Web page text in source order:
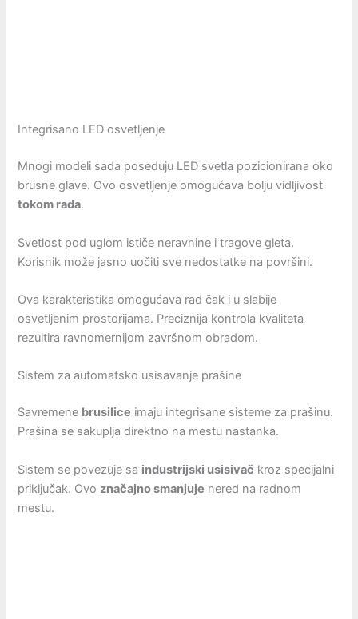
Integrisano LED osvetljenje
Mnogi modeli sada poseduju LED svetla pozicionirana oko
brusne glave. Ovo osvetljenje omogućava bolju vidljivost
tokom rada.
Svetlost pod uglom ističe neravnine i tragove gleta.
Korisnik može jasno uočiti sve nedostatke na površini.
Ova karakteristika omogućava rad čak i u slabije
osvetljenim prostorijama. Preciznija kontrola kvaliteta
rezultira ravnomernijom završnom obradom.
Sistem za automatsko usisavanje prašine
Savremene brusilice imaju integrisane sisteme za prašinu.
Prašina se sakuplja direktno na mestu nastanka.
Sistem se povezuje sa industrijski usisivač kroz specijalni
priključak. Ovo značajno smanjuje nered na radnom
mestu.